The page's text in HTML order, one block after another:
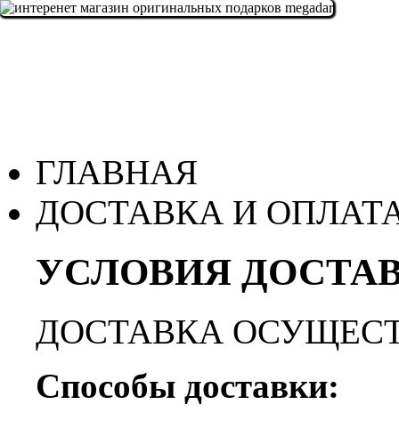
ГЛАВНАЯ
ДОСТАВКА И
УСЛОВИЯ
ДОСТАВКА
Способы доставки: